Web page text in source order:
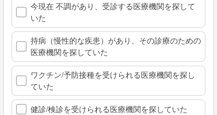
今現在 不調があり、受診する医療機関を探して
いた
持病（慢性的な疾患）があり、その診療のための
医療機関を探していた
ワクチン/予防接種を受けられる医療機関を探し
ていた
健診/検診を受けられる医療機関を探していた